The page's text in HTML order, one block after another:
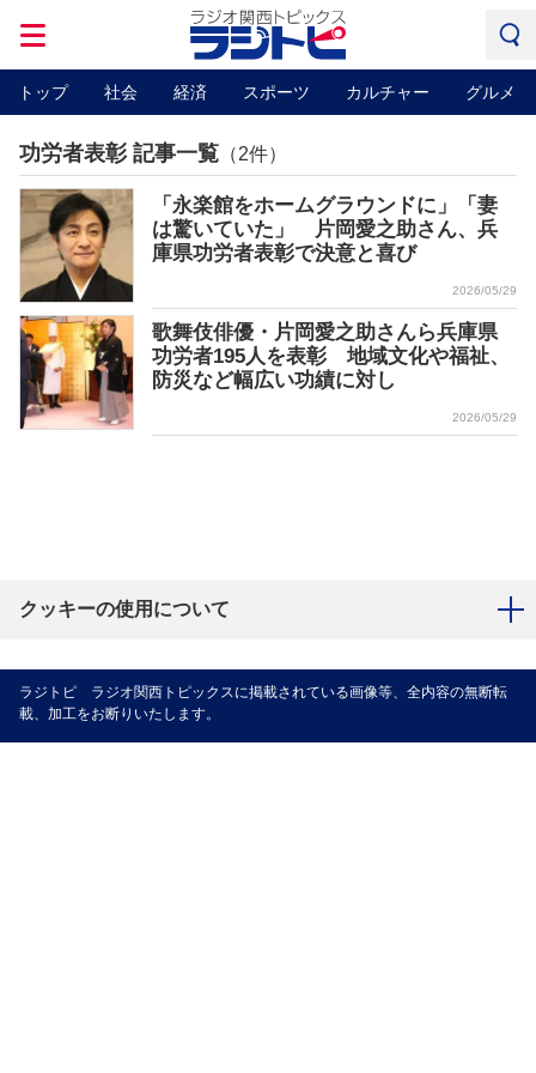
トップ 社会 経済 スポーツ カルチャー グルメ
功労者表彰 記事一覧 （2件）
「永楽館をホームグラウンドに」「妻
は驚いていた」 片岡愛之助さん、兵
庫県功労者表彰で決意と喜び
2026/05/29
歌舞伎俳優・片岡愛之助さんら兵庫県
功労者195人を表彰 地域文化や福祉、
防災など幅広い功績に対し
2026/05/29
クッキーの使用について
ラジトピ ラジオ関西トピックスに掲載されている画像等、全内容の無断転
載、加工をお断りいたします。